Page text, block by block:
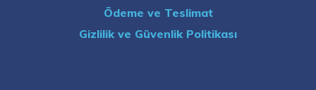
Ödeme ve Teslimat
Gizlilik ve Güvenlik Politikası